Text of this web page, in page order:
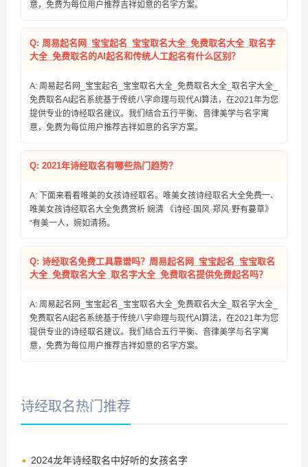
意，免费为每位用户推荐吉祥如意的名字方案。
Q: 周易起名网_宝宝起名_宝宝取名大全_免费取名大全_取名字
大全_免费取名的AI起名和传统人工起名有什么区别？
A: 周易起名网_宝宝起名_宝宝取名大全_免费取名大全_取名字大全_
免费取名AI起名系统基于传统八字命理与现代AI算法，在2021年为您
提供专业的诗经取名建议。我们结合五行平衡、音律美学与名字寓
意，免费为每位用户推荐吉祥如意的名字方案。
Q: 2021年诗经取名有哪些热门趋势？
A: 下面来看看唯美的女孩诗经取名。唯美女孩诗经取名大全免费一、
唯美女孩诗经取名大全免费赏析 婉清 《诗经·国风·郑风·野有蔓草》
“有美一人，婉如清扬。
Q: 诗经取名免费工具靠谱吗？周易起名网_宝宝起名_宝宝取名
大全_免费取名大全_取名字大全_免费取名提供免费起名吗？
A: 周易起名网_宝宝起名_宝宝取名大全_免费取名大全_取名字大全_
免费取名AI起名系统基于传统八字命理与现代AI算法，在2021年为您
提供专业的诗经取名建议。我们结合五行平衡、音律美学与名字寓
意，免费为每位用户推荐吉祥如意的名字方案。
诗经取名热门推荐
2024龙年诗经取名中好听的女孩名字